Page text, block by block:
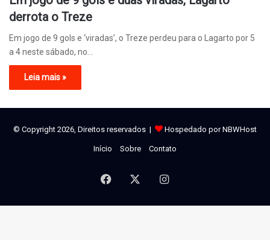
derrota o Treze
Em jogo de 9 gols e ‘viradas’, o Treze perdeu para o Lagarto por 5
a 4 neste sábado, no…
Leia mais »
© Copyright 2026, Direitos reservados | Hospedado por NBWHost
Início Sobre Contato
Facebook Instagram